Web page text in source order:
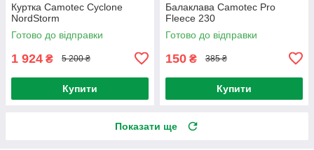
Куртка Camotec Cyclone
NordStorm
Готово до відправки
1 924 ₴ 5 200 ₴
Купити
Балаклава Camotec Pro
Fleece 230
Готово до відправки
150 ₴ 385 ₴
Купити
Показати ще